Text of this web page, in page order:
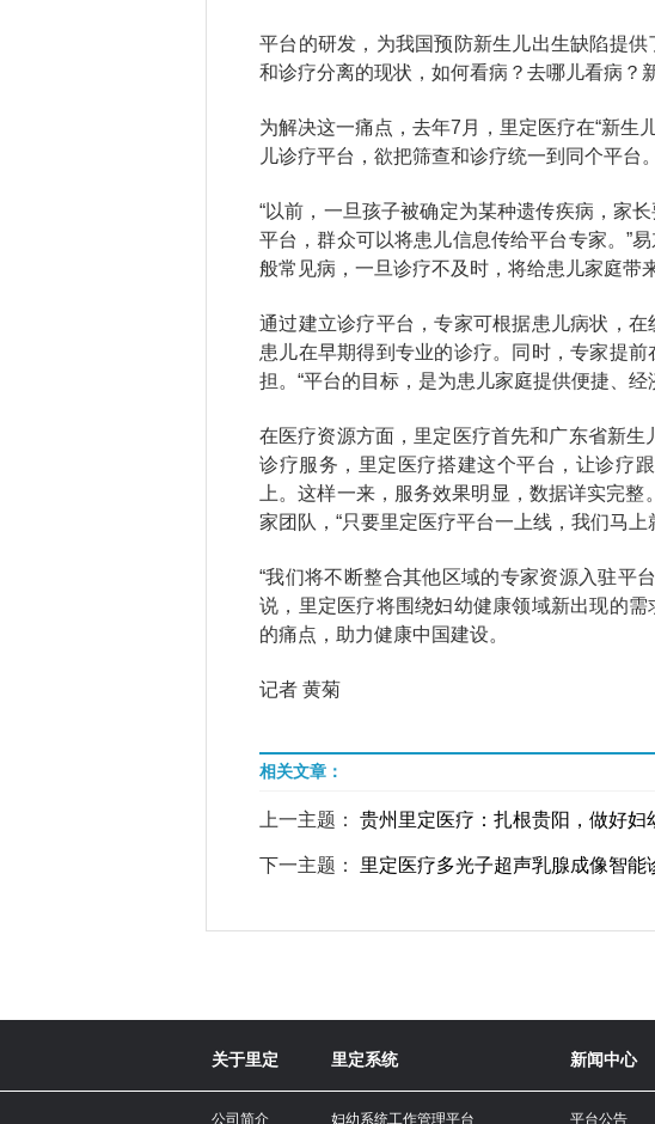
平台的研发，为我国预防新生儿出生缺陷提
和诊疗分离的现状，如何看病？去哪儿看病？
为解决这一痛点，去年7月，里定医疗在“新生
儿诊疗平台，欲把筛查和诊疗统一到同个平台。
“以前，一旦孩子被确定为某种遗传疾病，家
平台，群众可以将患儿信息传给平台专家。”
般常见病，一旦诊疗不及时，将给患儿家庭带
通过建立诊疗平台，专家可根据患儿病状，
患儿在早期得到专业的诊疗。同时，专家提
担。“平台的目标，是为患儿家庭提供便捷、
在医疗资源方面，里定医疗首先和广东省新
诊疗服务，里定医疗搭建这个平台，让诊疗
上。这样一来，服务效果明显，数据详实完
家团队，“只要里定医疗平台一上线，我们马
“我们将不断整合其他区域的专家资源入驻平
说，里定医疗将围绕妇幼健康领域新出现的
的痛点，助力健康中国建设。
记者 黄菊
相关文章：
上一主题： 贵州里定医疗：扎根贵阳，做好
下一主题： 里定医疗多光子超声乳腺成像智能
关于里定
公司简介
里定系统
妇幼系统工作管理平台
新闻中心
平台公告